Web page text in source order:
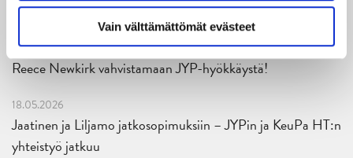
Vain välttämättömät evästeet
Liiga-kauden 2026-2027 otteluohjelma on julkaistu!
27.05.2026
Reece Newkirk vahvistamaan JYP-hyökkäystä!
18.05.2026
Jaatinen ja Liljamo jatkosopimuksiin – JYPin ja KeuPa HT:n
yhteistyö jatkuu